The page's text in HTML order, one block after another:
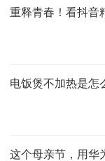
重释青春！看抖音
电饭煲不加热是怎
这个母亲节，用华